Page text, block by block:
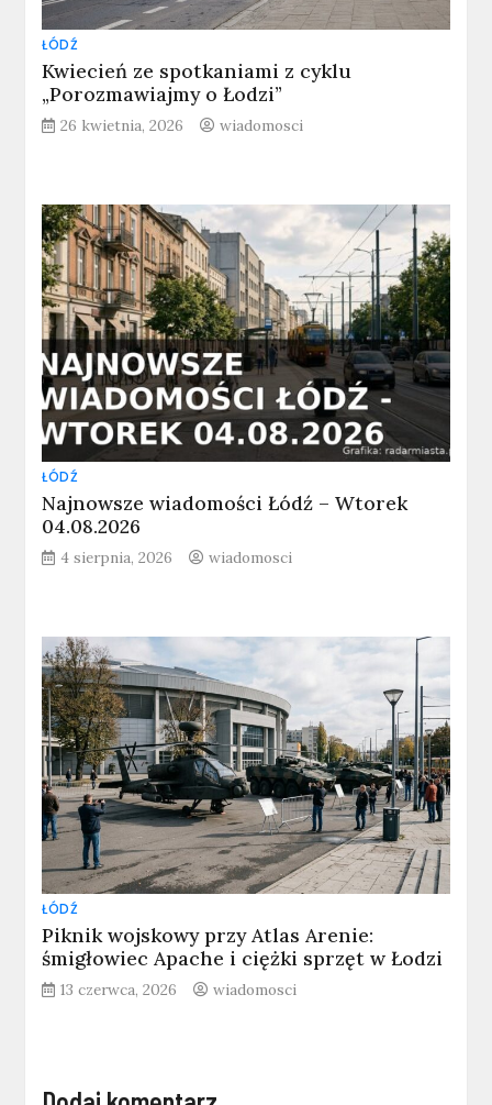
ŁÓDŹ
Kwiecień ze spotkaniami z cyklu
„Porozmawiajmy o Łodzi”
26 kwietnia, 2026 wiadomosci
ŁÓDŹ
Najnowsze wiadomości Łódź – Wtorek
04.08.2026
4 sierpnia, 2026 wiadomosci
ŁÓDŹ
Piknik wojskowy przy Atlas Arenie:
śmigłowiec Apache i ciężki sprzęt w Łodzi
13 czerwca, 2026 wiadomosci